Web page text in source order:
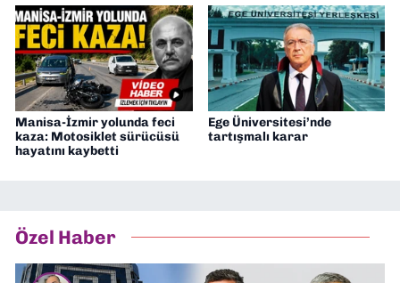
Manisa-İzmir yolunda feci
kaza: Motosiklet sürücüsü
hayatını kaybetti
Ege Üniversitesi’nde
tartışmalı karar
Özel Haber